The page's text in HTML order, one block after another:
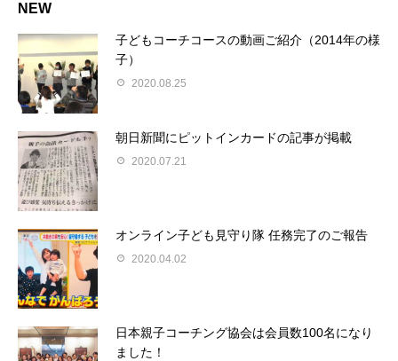
NEW
子どもコーチコースの動画ご紹介（2014年の様
子）
2020.08.25
朝日新聞にピットインカードの記事が掲載
2020.07.21
オンライン子ども見守り隊 任務完了のご報告
2020.04.02
日本親子コーチング協会は会員数100名になり
ました！